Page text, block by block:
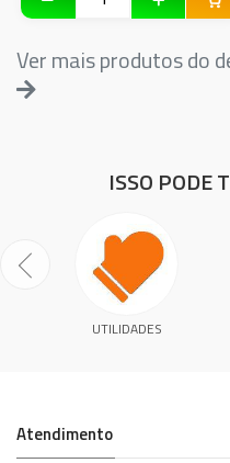
Ver mais produtos do
ISSO PODE
UTILIDADES
Atendimento